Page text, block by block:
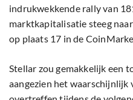
indrukwekkende rally van
marktkapitalisatie steeg
op plaats 17 in de
Stellar zou gemakkelijk een
aangezien het waarschijnlijk